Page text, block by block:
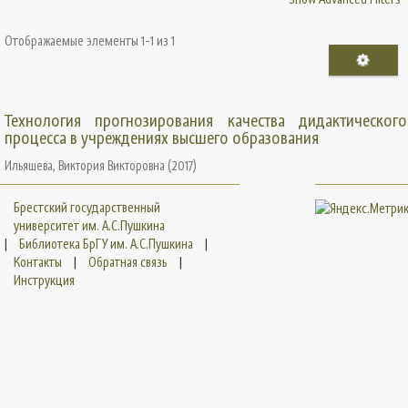
Отображаемые элементы 1-1 из 1
Технология прогнозирования качества дидактического
процесса в учреждениях высшего образования
Ильяшева, Виктория Викторовна (2017)
Брестский государственный
университет им. А.С.Пушкина
|
Библиотека БрГУ им. А.С.Пушкина
|
Контакты
| Обратная связь
|
Инструкция